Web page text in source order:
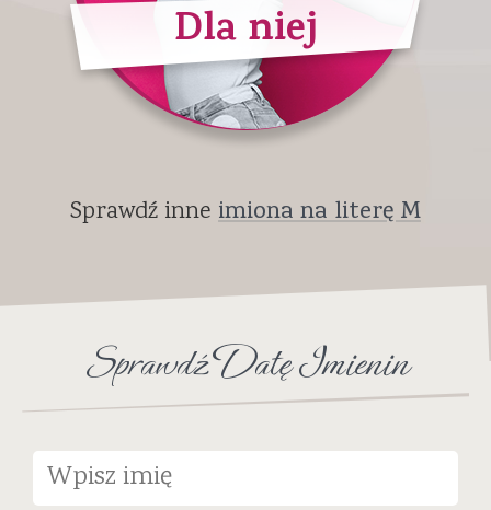
Dla niej
Sprawdź inne imiona na literę M
Sprawdź Datę Imienin